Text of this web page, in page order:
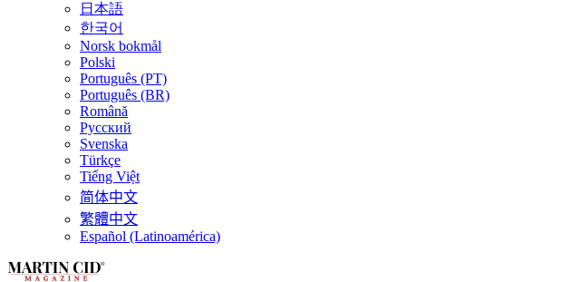
日本語
한국어
Norsk bokmål
Polski
Português (PT)
Português (BR)
Română
Русский
Svenska
Türkçe
Tiếng Việt
简体中文
繁體中文
Español (Latinoamérica)